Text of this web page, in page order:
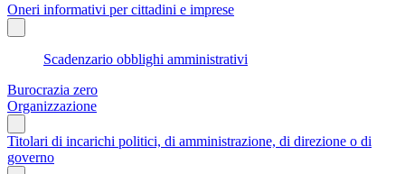
Oneri informativi per cittadini e imprese
Scadenzario obblighi amministrativi
Burocrazia zero
Organizzazione
Titolari di incarichi politici, di amministrazione, di direzione o di
governo